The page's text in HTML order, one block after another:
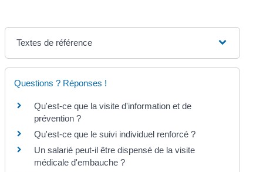
Textes de référence
Questions ? Réponses !
Qu'est-ce que la visite d'information et de
prévention ?
Qu'est-ce que le suivi individuel renforcé ?
Un salarié peut-il être dispensé de la visite
médicale d'embauche ?